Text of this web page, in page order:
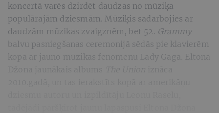
koncertā varēs dzirdēt daudzas no mūziķa
populārajām dziesmām. Mūziķis sadarbojies ar
daudzām mūzikas zvaigznēm, bet 52. Grammy
balvu pasniegšanas ceremonijā sēdās pie klavierēm
kopā ar jauno mūzikas fenomenu Lady Gaga. Eltona